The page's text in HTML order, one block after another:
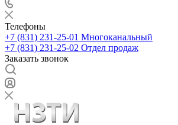
Телефоны
+7 (831) 231-25-01 Многоканальный
+7 (831) 231-25-02 Отдел продаж
Заказать звонок